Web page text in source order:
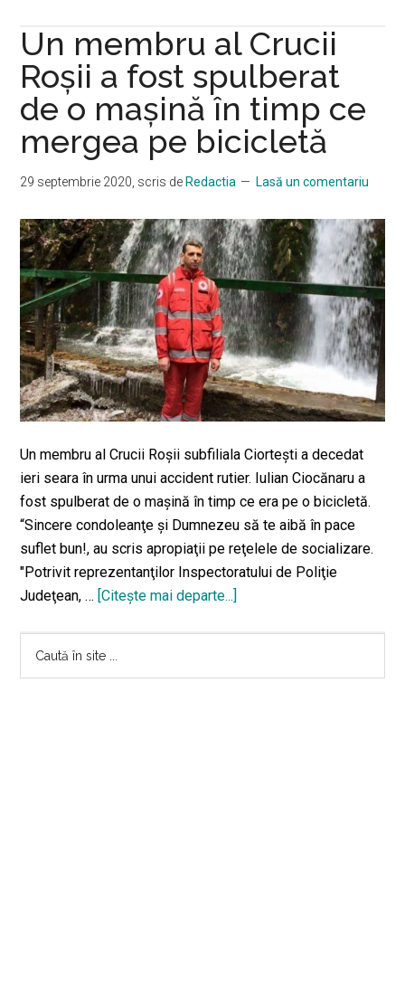
de
de
5
ani
Un membru al Crucii
Roşii a fost spulberat
de o maşină în timp ce
mergea pe bicicletă
29 septembrie 2020 , scris de Redactia Lasă un comentariu
Un membru al Crucii Roşii subfiliala Ciorteşti a decedat
ieri seara în urma unui accident rutier. Iulian Ciocănaru a
fost spulberat de o maşină în timp ce era pe o bicicletă.
“Sincere condoleanţe şi Dumnezeu să te aibă în pace
suflet bun!, au scris apropiaţii pe reţelele de socializare.
"Potrivit reprezentanţilor Inspectoratului de Poliţie
Judeţean, … [Citeşte mai departe...]
Bara
principală